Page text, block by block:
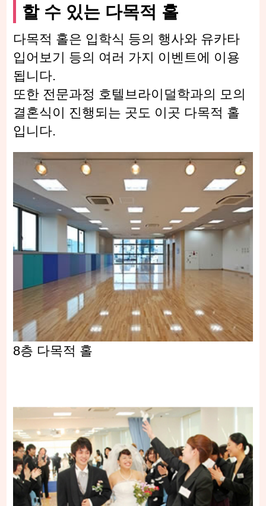
할 수 있는 다목적 홀
다목적 홀은 입학식 등의 행사와 유카타
입어보기 등의 여러 가지 이벤트에 이용
됩니다.
또한 전문과정 호텔브라이덜학과의 모의
결혼식이 진행되는 곳도 이곳 다목적 홀
입니다.
8층 다목적 홀